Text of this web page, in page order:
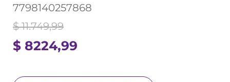
7798140257868
$ 8224,99
$ 11.749,99